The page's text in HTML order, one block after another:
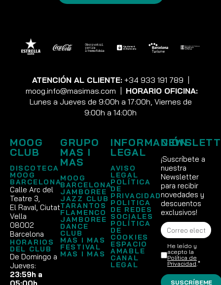
ATENCIÓN AL CLIENTE: +34 933 191 789
moog.info@masimas.com
HORARIO OFICINA:
Lunes a Jueves de 9:00h a 17:00h, Viernes de
9:00h a 14:00h
MOOG
CLUB
DISCOTECA
MOOG
BARCELONA
Calle Arc del
Teatre 3,
El Raval, Ciutat
Vella
08002
Barcelona
HORARIOS
DEL CLUB
De Domingo a
Jueves:
23:59h a
GRUPO
MAS I
MAS
MOOG
BARCELONA
JAMBOREE
JAZZ CLUB
TARANTOS
FLAMENCO
JAMBOREE
DANCE
CLUB
MAS I MAS
FESTIVAL
MAS I MAS
INFORMACIÓN
LEGAL
AVISO
LEGAL
POLÍTICA
DE
PRIVACIDAD
POLITICA
DE REDES
SOCIALES
POLÍTICA
DE
COOKIES
ESPACIO
AMABLE
CANAL
LEGAL
¡Suscríbete a
nuestra
Newsletter
para recibir
novedades y
descuentos
exclusivos!
He leído y
acepto la
Política de
Privacidad.*
SUSCRÍBEME